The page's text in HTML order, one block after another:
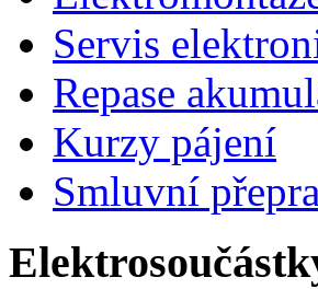
Servis
Repase
Kurzy pájení
Smluvní